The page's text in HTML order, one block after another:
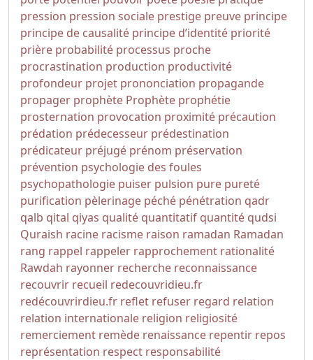
pression pression sociale prestige preuve principe
principe de causalité principe d’identité priorité
prière probabilité processus proche
procrastination production productivité
profondeur projet prononciation propagande
propager prophète Prophète prophétie
prosternation provocation proximité précaution
prédation prédecesseur prédestination
prédicateur préjugé prénom préservation
prévention psychologie des foules
psychopathologie puiser pulsion pure pureté
purification pèlerinage péché pénétration qadr
qalb qital qiyas qualité quantitatif quantité qudsi
Quraish racine racisme raison ramadan Ramadan
rang rappel rappeler rapprochement rationalité
Rawdah rayonner recherche reconnaissance
recouvrir recueil redecouvridieu.fr
redécouvrirdieu.fr reflet refuser regard relation
relation internationale religion religiosité
remerciement remède renaissance repentir repos
représentation respect responsabilité